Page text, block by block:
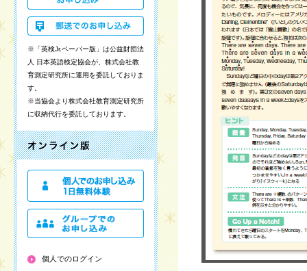
※「英検Jr.ペーパー版」は公益財団法
人 日本英語検定協会が、株式会社教
育測定研究所に運用を委託しておりま
す。
※当協会より株式会社教育測定研究所
に収納代行を委託しております。
個人でのログイン